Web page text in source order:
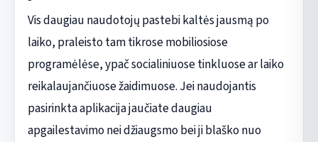
Vis daugiau naudotojų pastebi kaltės jausmą po
laiko, praleisto tam tikrose mobiliosiose
programėlėse, ypač socialiniuose tinkluose ar laiko
reikalaujančiuose žaidimuose. Jei naudojantis
pasirinkta aplikacija jaučiate daugiau
apgailestavimo nei džiaugsmo bei ji blaško nuo